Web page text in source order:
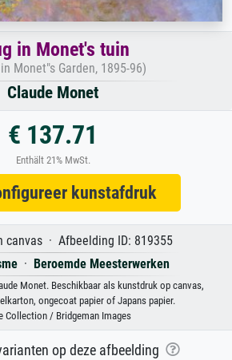
in Monet's tuin
Monet"s Garden, 1895-96)
Claude Monet
€ 137.71
Enthält 21% MwSt.
kunstafdruk
canvas · Afbeelding ID: 819355
· Beroemde Meesterwerken
Monet. Beschikbaar als kunstdruk op canvas,
ongecoat papier of Japans papier.
Collection / Bridgeman Images
op deze afbeelding